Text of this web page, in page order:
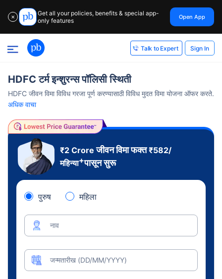
✕
Get all your policies, benefits & special app-
only features
Open App
Talk to Expert Sign In
HDFC टर्म इन्शुरन्स पॉलिसी स्थिती
HDFC जीवन विमा विविध गरजा पूर्ण करण्यासाठी विविध मुदत विमा योजना ऑफर करते.
अधिक वाचा
₹2 Croreजीवन विमा फक्त₹582/
महिन्या+पासून सुरू
पुरुष महिला
नाव
जन्मतारीख (DD/MM/YYYY)